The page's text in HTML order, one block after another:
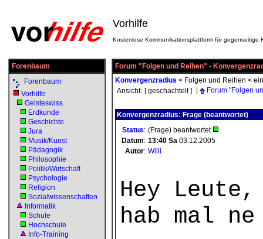
Vorhilfe
Kostenlose Kommunikationsplattform für gegenseitige
Forenbaum
Forenbaum
Vorhilfe
Geisteswiss.
Erdkunde
Geschichte
Jura
Musik/Kunst
Pädagogik
Philosophie
Politik/Wirtschaft
Psychologie
Religion
Sozialwissenschaften
Informatik
Schule
Hochschule
Info-Training
Forum "Folgen und Reihen" -
Konvergenzradius < Folgen und Reihen <
Ansicht: [ geschachtelt ] Forum "Folgen
Konvergenzradius: Frage (beantwortet)
Status: (Frage) beantwortet
Datum: 13:40 Sa 03.12.2005
Autor: Willi
Hey Leute,
hab mal